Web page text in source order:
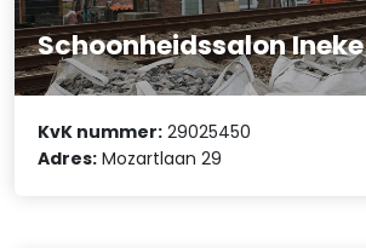
Schoonheidssalon Ineke
KvK nummer: 29025450
Adres: Mozartlaan 29